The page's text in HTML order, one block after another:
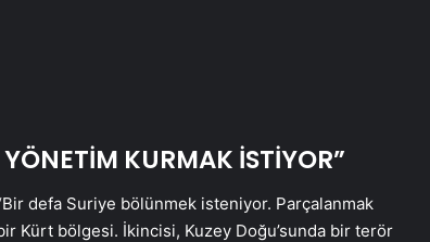
KURMAK İSTİYOR”
defa Suriye bölünmek isteniyor. Parçalanmak
Kürt bölgesi. İkincisi, Kuzey Doğu’sunda bir terör
Ortopodoloji İle Diyabetik Ayak